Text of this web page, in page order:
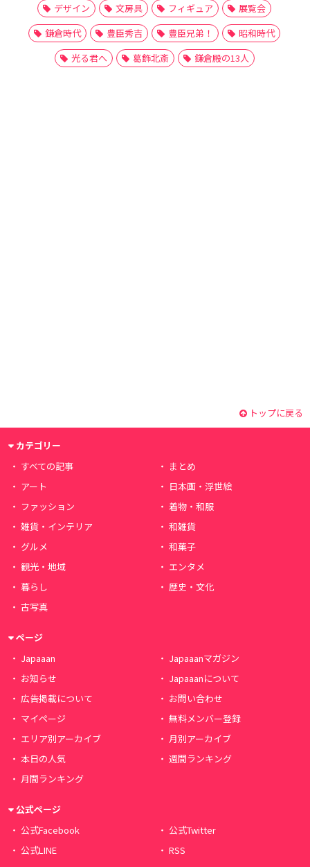
デザイン
文房具 フィギュア
展覧会
鎌倉時代
豊臣秀吉 豊臣兄弟！
昭和時代
光る君へ
葛飾北斎 鎌倉殿の13人
トップに戻る
カテゴリー
すべての記事
まとめ
アート
日本画・浮世絵
ファッション
着物・和服
雑貨・インテリア
和雑貨
グルメ
和菓子
観光・地域
エンタメ
暮らし
歴史・文化
古写真
ページ
Japaaan
Japaaanマガジン
お知らせ
Japaaanについて
広告掲載について
お問い合わせ
マイページ
無料メンバー登録
エリア別アーカイブ
月別アーカイブ
本日の人気
週間ランキング
月間ランキング
公式ページ
公式Facebook
公式Twitter
公式LINE
RSS